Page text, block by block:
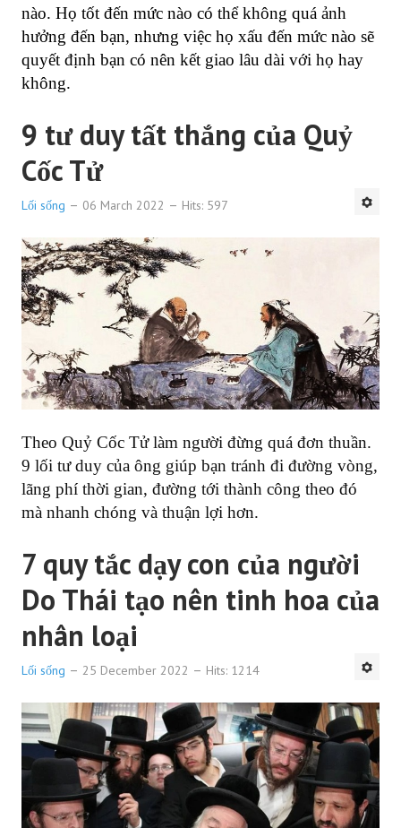
nào. Họ tốt đến mức nào có thể không quá ảnh
hưởng đến bạn, nhưng việc họ xấu đến mức nào sẽ
quyết định bạn có nên kết giao lâu dài với họ hay
không.
9 tư duy tất thắng của Quỷ
Cốc Tử
Lối sống 06 March 2022 Hits: 597
Theo Quỷ Cốc Tử làm người đừng quá đơn thuần.
9 lối tư duy của ông giúp bạn tránh đi đường vòng,
lãng phí thời gian, đường tới thành công theo đó
mà nhanh chóng và thuận lợi hơn.
7 quy tắc dạy con của người
Do Thái tạo nên tinh hoa của
nhân loại
Lối sống 25 December 2022 Hits: 1214